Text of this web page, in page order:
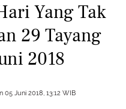
Yang Tak
29 Tayang
2018
05 Juni 2018, 13:12 WIB